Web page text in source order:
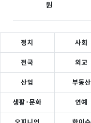
원
정치 사회
전국 외교
산업 부동산
생활·문화 연예